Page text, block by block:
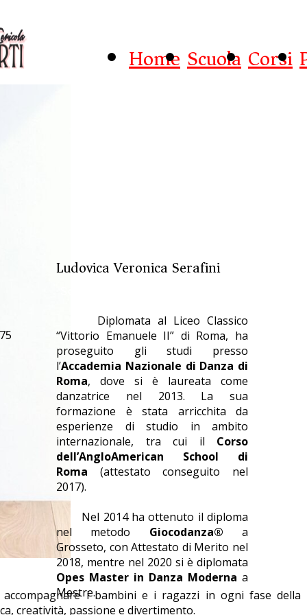
HomeScuolaCorsi
Ludovica Veronica Serafini
Diplomata al Liceo Classico
“Vittorio Emanuele II” di Roma, ha
proseguito gli studi presso
l’Accademia Nazionale di Danza di
Roma, dove si è laureata come
danzatrice nel 2013. La sua
formazione è stata arricchita da
esperienze di studio in ambito
internazionale, tra cui il Corso
dell’AngloAmerican School di
Roma (attestato conseguito nel
2017).
Nel 2014 ha ottenuto il diploma
nel metodo Giocodanza® a
Grosseto, con Attestato di Merito nel
2018, mentre nel 2020 si è diplomata
Opes Master in Danza Moderna a
Mestre.i bambini e i ragazzi in ogni fase della
creatività, passione e divertimento.